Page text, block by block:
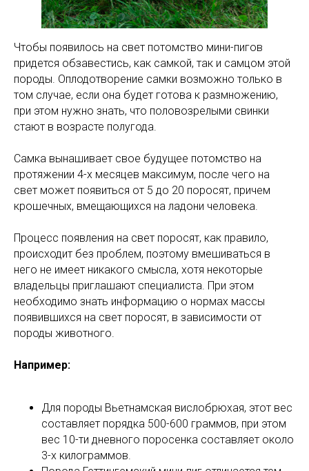
Чтобы появилось на свет потомство мини-пигов
придется обзавестись, как самкой, так и самцом этой
породы. Оплодотворение самки возможно только в
том случае, если она будет готова к размножению,
при этом нужно знать, что половозрелыми свинки
стают в возрасте полугода.
Самка вынашивает свое будущее потомство на
протяжении 4-х месяцев максимум, после чего на
свет может появиться от 5 до 20 поросят, причем
крошечных, вмещающихся на ладони человека.
Процесс появления на свет поросят, как правило,
происходит без проблем, поэтому вмешиваться в
него не имеет никакого смысла, хотя некоторые
владельцы приглашают специалиста. При этом
необходимо знать информацию о нормах массы
появившихся на свет поросят, в зависимости от
породы животного.
Например:
Для породы Вьетнамская вислобрюхая, этот вес
составляет порядка 500-600 граммов, при этом
вес 10-ти дневного поросенка составляет около
3-х килограммов.